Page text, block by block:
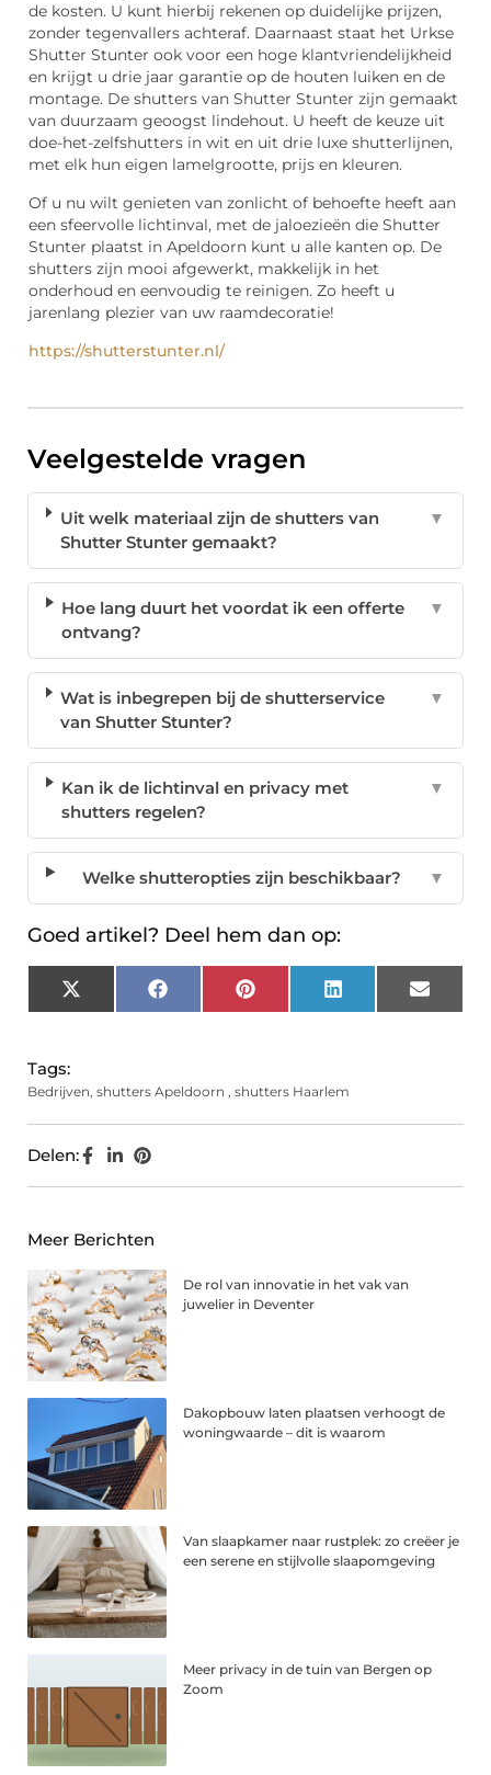
de kosten. U kunt hierbij rekenen op duidelijke prijzen,
zonder tegenvallers achteraf. Daarnaast staat het Urkse
Shutter Stunter ook voor een hoge klantvriendelijkheid
en krijgt u drie jaar garantie op de houten luiken en de
montage. De shutters van Shutter Stunter zijn gemaakt
van duurzaam geoogst lindehout. U heeft de keuze uit
doe-het-zelfshutters in wit en uit drie luxe shutterlijnen,
met elk hun eigen lamelgrootte, prijs en kleuren.
Of u nu wilt genieten van zonlicht of behoefte heeft aan
een sfeervolle lichtinval, met de jaloezieën die Shutter
Stunter plaatst in Apeldoorn kunt u alle kanten op. De
shutters zijn mooi afgewerkt, makkelijk in het
onderhoud en eenvoudig te reinigen. Zo heeft u
jarenlang plezier van uw raamdecoratie!
https://shutterstunter.nl/
Veelgestelde vragen
Uit welk materiaal zijn de shutters van
Shutter Stunter gemaakt?
▼
Hoe lang duurt het voordat ik een offerte
ontvang?
▼
Wat is inbegrepen bij de shutterservice
van Shutter Stunter?
▼
Kan ik de lichtinval en privacy met
shutters regelen?
▼
Welke shutteropties zijn beschikbaar? ▼
Goed artikel? Deel hem dan op:
X
(Twitter)
FacebookPinterest LinkedIn Email
Tags:
Bedrijven, shutters Apeldoorn , shutters Haarlem
Delen:
Meer Berichten
De rol van innovatie in het vak van
juwelier in Deventer
Dakopbouw laten plaatsen verhoogt de
woningwaarde – dit is waarom
Van slaapkamer naar rustplek: zo creëer je
een serene en stijlvolle slaapomgeving
Meer privacy in de tuin van Bergen op
Zoom